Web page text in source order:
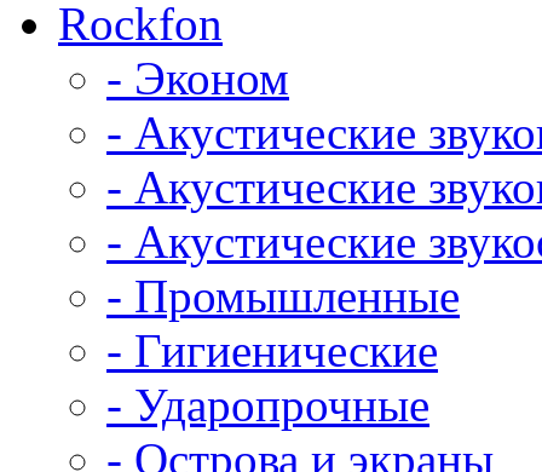
Rockfon
- Эконом
- Акустические
- Акустические
- Акустические
- Промышленные
- Гигиенические
- Ударопрочные
- Острова и экраны